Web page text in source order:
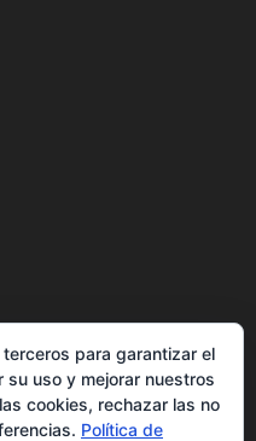
para garantizar el
uso y mejorar nuestros
cookies, rechazar las no
Política de